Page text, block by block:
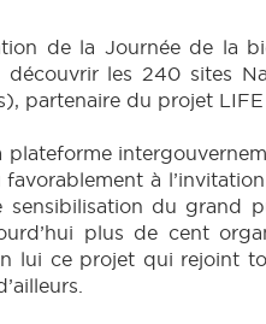
de la Journée de la
les 240 sites
partenaire du projet
plateforme
à
sensibilisation du
plus de cent
lui ce projet qui rejoint